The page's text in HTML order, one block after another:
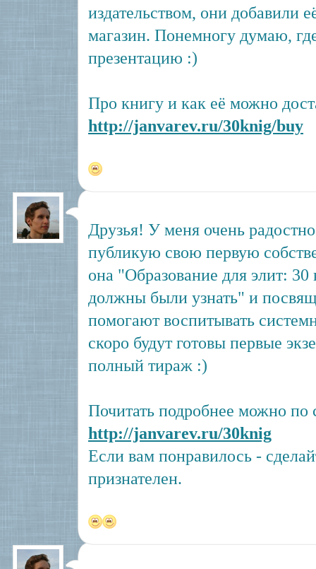
издательством, они добавили
магазин. Понемногу думаю,
презентацию :)
Про книгу и как её можно
http://janvarev.ru/30knig/buy
Друзья! У меня очень
публикую свою первую
она "Образование для элит:
должны были узнать" и
помогают воспитывать
скоро будут готовы первые
полный тираж :)
Почитать подробнее можно по
http://janvarev.ru/30knig
Если вам понравилось -
признателен.